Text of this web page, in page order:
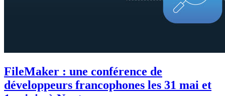
FileMaker : une conférence de
développeurs francophones les 31 mai et